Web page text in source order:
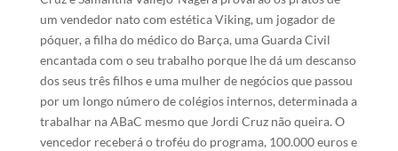
um vendedor nato com estética Viking, um jogador de
póquer, a filha do médico do Barça, uma Guarda Civil
encantada com o seu trabalho porque lhe dá um descanso
dos seus três filhos e uma mulher de negócios que passou
por um longo número de colégios internos, determinada a
trabalhar na ABaC mesmo que Jordi Cruz não queira. O
vencedor receberá o troféu do programa, 100.000 euros e